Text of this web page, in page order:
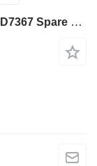
Caterpillar 建設機械のための9D-7367 ; 9D7367 Spare Part Caterpillar